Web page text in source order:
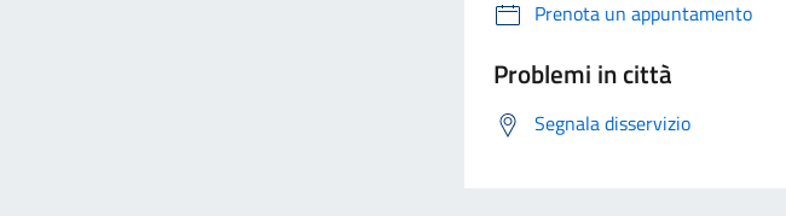
Prenota un appuntamento
Problemi in città
Segnala disservizio